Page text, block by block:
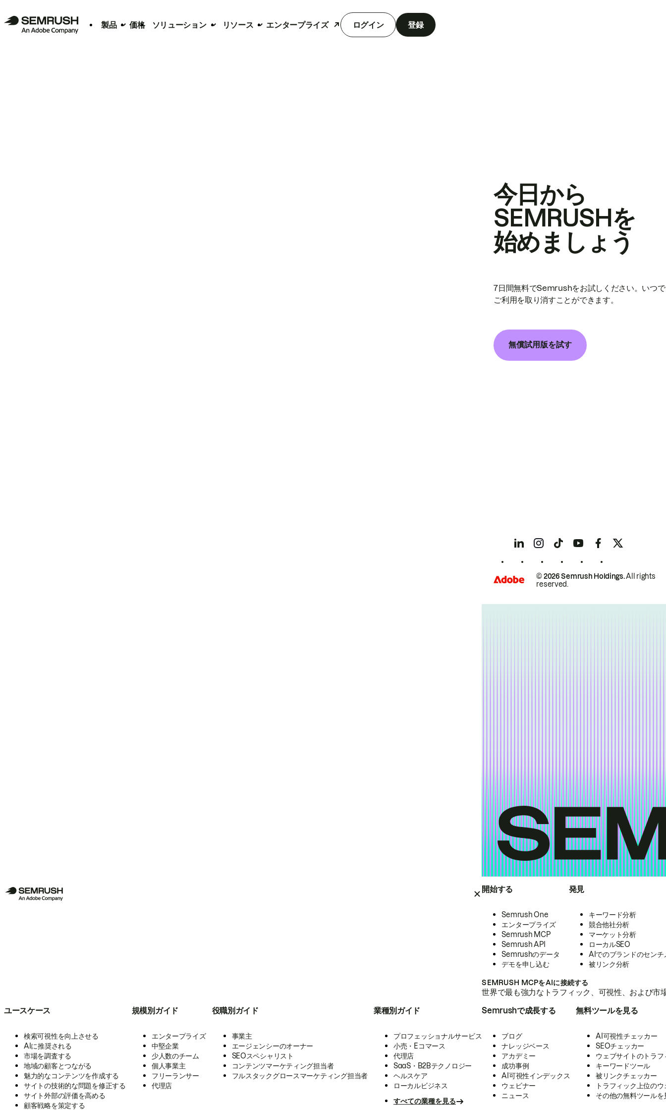
製品 価格 ソリューション リソース エンタープライズ ログイン 登録
開始する
Semrush One
エンタープライズ
Semrush MCP
Semrush API
Semrushのデータ
デモを申し込む
発見
キーワード分析
競合他社分析
マーケット分析
ローカルSEO
AIでのブランドのセンチ
被リンク分析
SEMRUSH MCPをAIに接続する
世界で最も強力なトラフィック、可視性、および
ユースケース
検索可視性を向上させる
AIに推奨される
市場を調査する
地域の顧客とつながる
魅力的なコンテンツを作成する
サイトの技術的な問題を修正する
サイト外部の評価を高める
顧客戦略を策定する
規模別ガイド
エンタープライズ
中堅企業
少人数のチーム
個人事業主
フリーランサー
代理店
役職別ガイド
事業主
エージェンシーのオーナー
SEOスペシャリスト
コンテンツマーケティング担当者
フルスタックグロースマーケティング担当者
業種別ガイド
プロフェッショナルサービス
小売・Eコマース
代理店
SaaS・B2Bテクノロジー
ヘルスケア
ローカルビジネス
すべての業種を見る
Semrushで成長する
ブログ
ナレッジベース
アカデミー
成功事例
AI可視性インデックス
ウェビナー
ニュース
無料ツールを見る
AI可視性チェッカー
SEOチェッカー
ウェブサイトのトラ
キーワードツール
被リンクチェッカー
トラフィック上位の
その他の無料ツールを
今日から
SEMRUSHを
始めましょう
7日間無料でSemrushをお試しください。いつ
ご利用を取り消すことができます。
無償試用版を試す
© 2026 Semrush Holdings.All rights
reserved.